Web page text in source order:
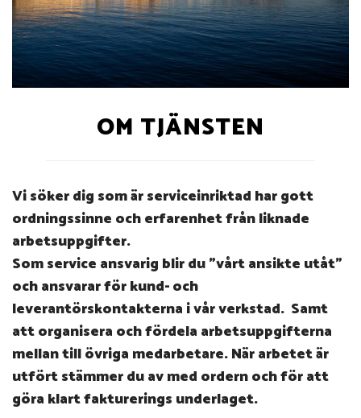
OM TJÄNSTEN
Vi söker dig som är serviceinriktad har gott
ordningssinne och erfarenhet från liknade
arbetsuppgifter.
Som service ansvarig blir du ”vårt ansikte utåt”
och ansvarar för kund- och
leverantörskontakterna i vår verkstad. Samt
att organisera och fördela arbetsuppgifterna
mellan till övriga medarbetare. När arbetet är
utfört stämmer du av med ordern och för att
göra klart fakturerings underlaget.